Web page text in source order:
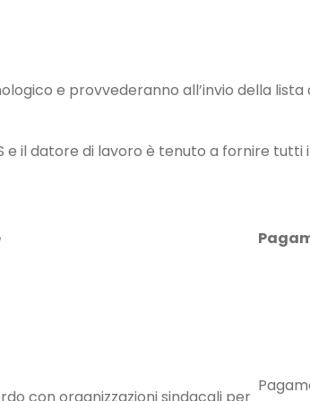
e provvederanno all’invio della lista
il datore di lavoro è tenuto a fornire tutti